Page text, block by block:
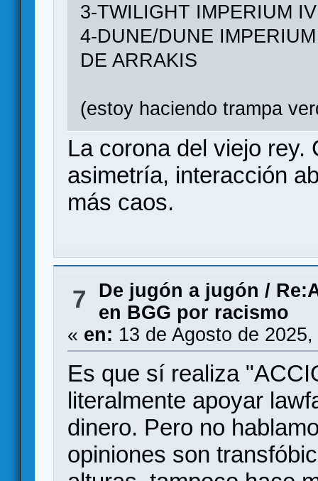
3-TWILIGHT IMPERIUM IV
4-DUNE/DUNE
DE ARRAKIS
(estoy haciendo trampa
La corona del viejo
asimetría, interacción
más caos.
7 De jugón a jugón /
en BGG por racismo
« en: 13 de Agosto de
Es que sí realiza
literalmente apoyar
dinero. Pero no
opiniones son